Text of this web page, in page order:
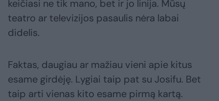
keičiasi ne tik mano, bet ir jo linija. Mūsų
teatro ar televizijos pasaulis nėra labai
didelis.
Faktas, daugiau ar mažiau vieni apie kitus
esame girdėję. Lygiai taip pat su Josifu. Bet
taip arti vienas kito esame pirmą kartą.